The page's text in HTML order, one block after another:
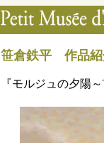
笹倉鉄平 作品紹
『モルジュの夕陽～